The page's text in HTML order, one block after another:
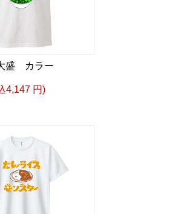
盛 カラー
4,147 円)